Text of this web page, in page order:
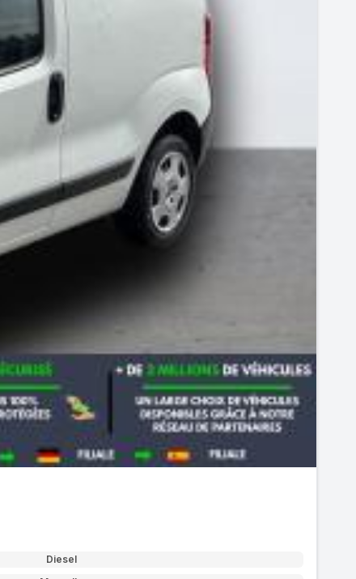
Diesel